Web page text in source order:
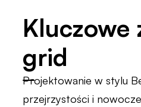
Kluczowe
grid
Projektowanie w stylu
przejrzystości i